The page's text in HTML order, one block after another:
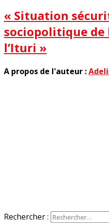
« Situation
sociopolitique de
l’Ituri »
A propos de l'auteur :
Rechercher :